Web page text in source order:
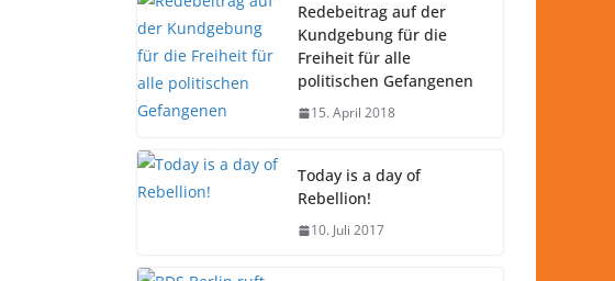
Redebeitrag auf der
Kundgebung für die
Freiheit für alle
politischen Gefangenen
15. April 2018
Today is a day of
Rebellion!
10. Juli 2017